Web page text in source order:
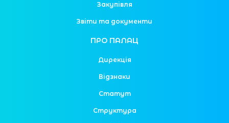
Закупівля
Звіти та документи
ПРО ПАЛАЦ
Дирекція
Відзнаки
Статут
Структура